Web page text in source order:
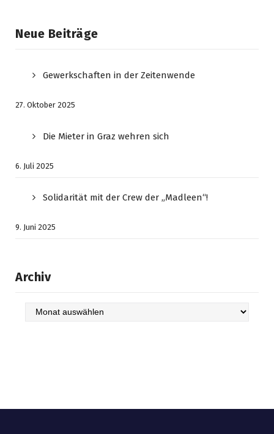
Neue Beiträge
Gewerkschaften in der Zeitenwende
27. Oktober 2025
Die Mieter in Graz wehren sich
6. Juli 2025
Solidarität mit der Crew der „Madleen“!
9. Juni 2025
Archiv
Archiv